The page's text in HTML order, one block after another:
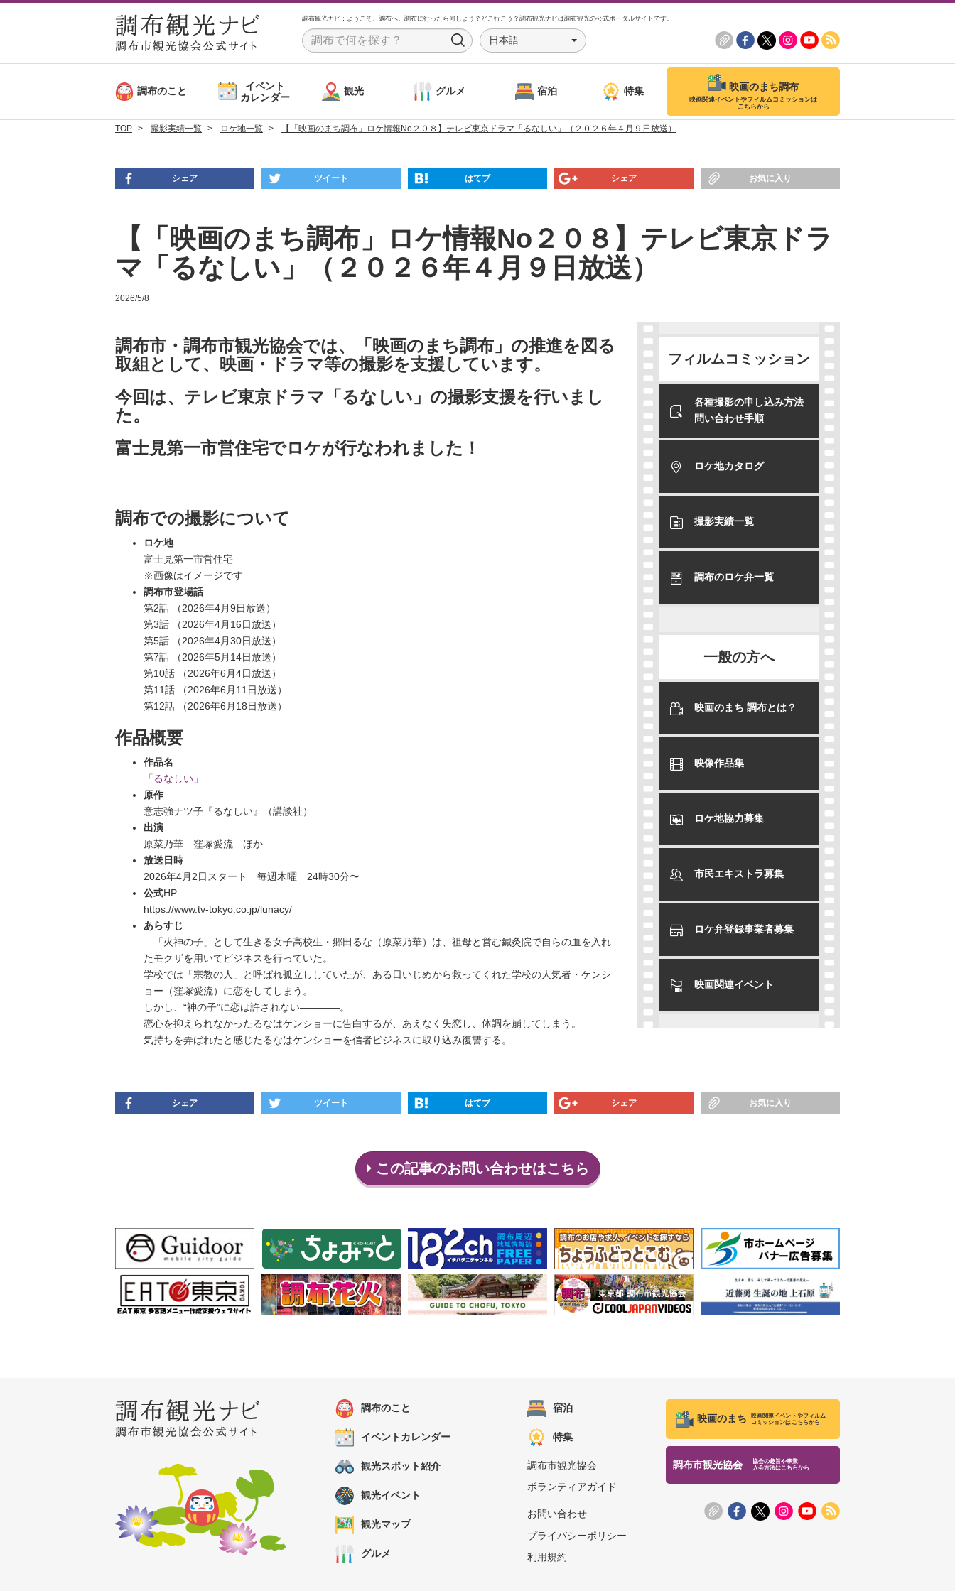
調布観光ナビ：ようこそ、調布へ。調布に行ったら何しよう？どこ行こう？調布観光ナビは調布観光の公式ポータルサイトです。
S
c
h
日本語
調布のこと
イベント
カレンダー
観光 グルメ 宿泊 特集 映画のまち調布
映画関連イベントやフィルムコミッションは
こちらから
TOP 撮影実績一覧 ロケ地一覧 【「映画のまち調布」ロケ情報No２０８】テレビ東京ドラマ「るなしい」（２０２６年４月９日放送）
シェア ツイート はてブ シェア お気に入り
【「映画のまち調布」ロケ情報No２０８】テレビ東京ドラ
マ「るなしい」（２０２６年４月９日放送）
2026/5/8
調布市・調布市観光協会では、「映画のまち調布」の推進を図る
取組として、映画・ドラマ等の撮影を支援しています。
今回は、テレビ東京ドラマ「るなしい」の撮影支援を行いまし
た。
富士見第一市営住宅でロケが行なわれました！
調布での撮影について
ロケ地
富士見第一市営住宅
※画像はイメージです
調布市登場話
第2話 （2026年4月9日放送）
第3話 （2026年4月16日放送）
第5話 （2026年4月30日放送）
第7話 （2026年5月14日放送）
第10話 （2026年6月4日放送）
第11話 （2026年6月11日放送）
第12話 （2026年6月18日放送）
作品概要
作品名
「るなしい」
原作
意志強ナツ子『るなしい』（講談社）
出演
原菜乃華 窪塚愛流 ほか
放送日時
2026年4月2日スタート 毎週木曜 24時30分〜
公式HP
https://www.tv-tokyo.co.jp/lunacy/
あらすじ
「火神の子」として生きる女子高校生・郷田るな（原菜乃華）は、祖母と営む鍼灸院で自らの血を入れ
たモクザを用いてビジネスを行っていた。
学校では「宗教の人」と呼ばれ孤立ししていたが、ある日いじめから救ってくれた学校の人気者・ケンシ
ョー（窪塚愛流）に恋をしてしまう。
しかし、“神の子”に恋は許されない――――。
恋心を抑えられなかったるなはケンショーに告白するが、あえなく失恋し、体調を崩してしまう。
気持ちを弄ばれたと感じたるなはケンショーを信者ビジネスに取り込み復讐する。
フィルムコミッション
各種撮影の申し込み方法
問い合わせ手順
ロケ地カタログ
撮影実績一覧
調布のロケ弁一覧
一般の方へ
映画のまち 調布とは？
映像作品集
ロケ地協力募集
市民エキストラ募集
ロケ弁登録事業者募集
映画関連イベント
シェア ツイート はてブ シェア お気に入り
この記事のお問い合わせはこちら
調布のこと
イベントカレンダー
観光スポット紹介
観光イベント
観光マップ
グルメ
宿泊
特集
調布市観光協会
ボランティアガイド
お問い合わせ
プライバシーポリシー
利用規約
映画のまち
映画関連イベントやフィルム
コミッションはこちらから
調布市観光協会
協会の趣旨や事業
入会方法はこちらから